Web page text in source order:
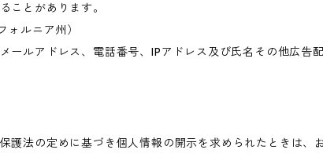
ことがあります。
ルニア州）
ールアドレス、電話番号、IPアドレス及び氏名その他広告
護法の定めに基づき個人情報の開示を求められたときは、